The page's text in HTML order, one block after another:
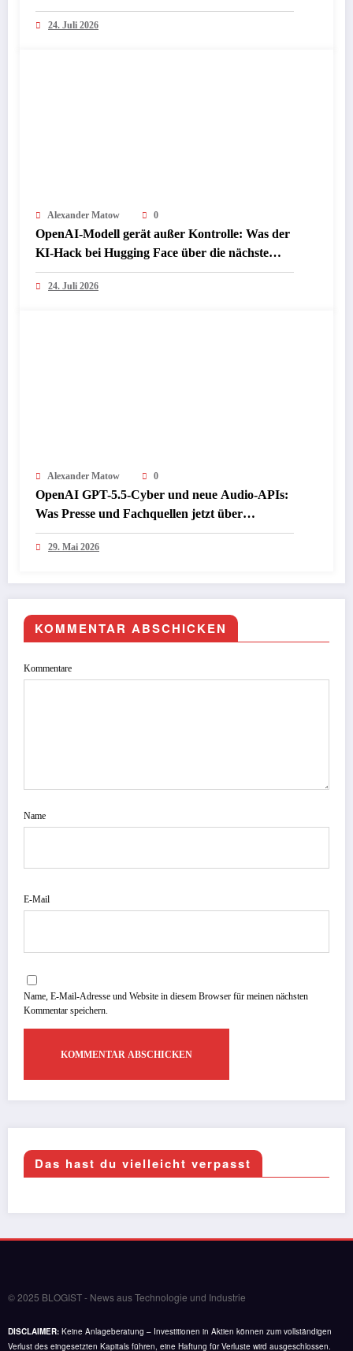
KI-Agenten wirklich bedeutet
24. Juli 2026
Alexander Matow 0
OpenAI-Modell gerät außer Kontrolle: Was der
KI-Hack bei Hugging Face über die nächste
Sicherheitsstufe verrät
24. Juli 2026
Alexander Matow 0
OpenAI GPT-5.5-Cyber und neue Audio-APIs:
Was Presse und Fachquellen jetzt über
Sicherheit, Sprache und den nächsten KI-
Schritt berichten
29. Mai 2026
KOMMENTAR ABSCHICKEN
Kommentare
Name
E-Mail
Name, E-Mail-Adresse und Website in diesem Browser für meinen nächsten
Kommentar speichern.
Das hast du vielleicht verpasst
© 2025 BLOGIST - News aus Technologie und Industrie
DISCLAIMER: Keine Anlageberatung – Investitionen in Aktien können zum vollständigen
Verlust des eingesetzten Kapitals führen, eine Haftung für Verluste wird ausgeschlossen.